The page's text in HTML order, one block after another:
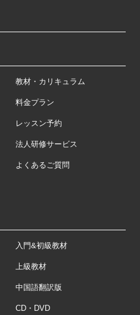
教材・カリキュラム
料金プラン
レッスン予約
法人研修サービス
よくあるご質問
入門&初級教材
上級教材
中国語翻訳版
CD・DVD